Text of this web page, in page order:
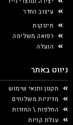
עיצוב החדר
תינוקות
רפואה משלימה
הנעלה
ניווט באתר
תקנון ותנאי שימוש
מדיניות משלוחים
החלפות \ החזרות
עגלת קניות